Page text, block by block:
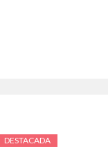
DESTACADA